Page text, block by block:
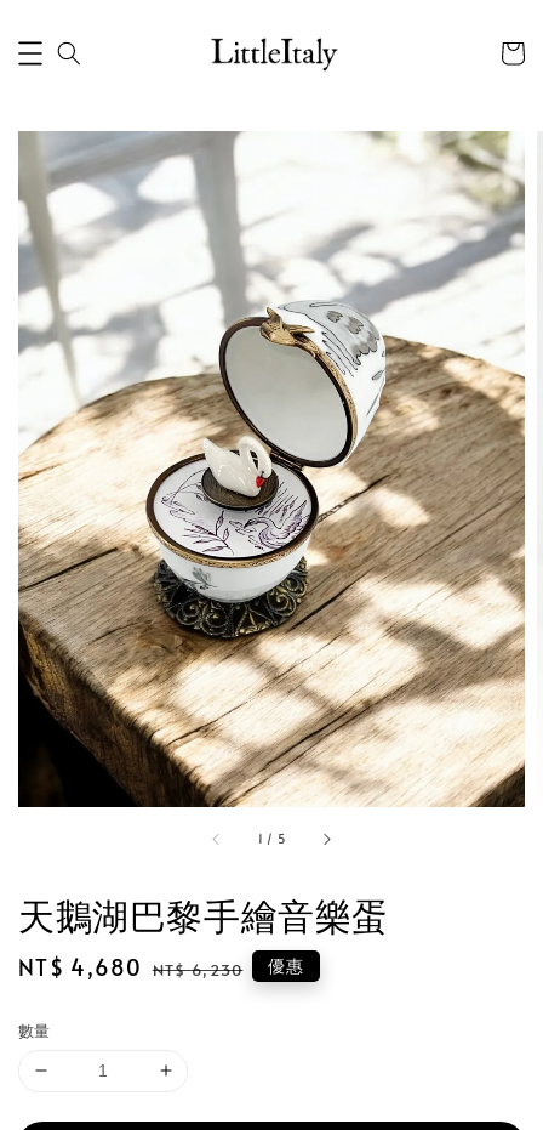
1 / 5
天鵝湖巴黎手繪音樂蛋
Sale
NT$ 4,680 Regular
NT$ 6,230 優惠
數量